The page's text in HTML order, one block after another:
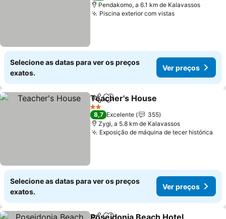
Pendakomo, a 6.1 km de Kalavassos
Piscina exterior com vistas
Selecione as datas para ver os preços
exatos.
Ver preços
PartilharAdicionar aos favoritos
Teacher's House
2 Estrelas
8,7 Excelente
355
Zygi, a 5.8 km de Kalavassos
Exposição de máquina de tecer histórica
Selecione as datas para ver os preços
exatos.
Ver preços
Poseidonia Beach Hotel